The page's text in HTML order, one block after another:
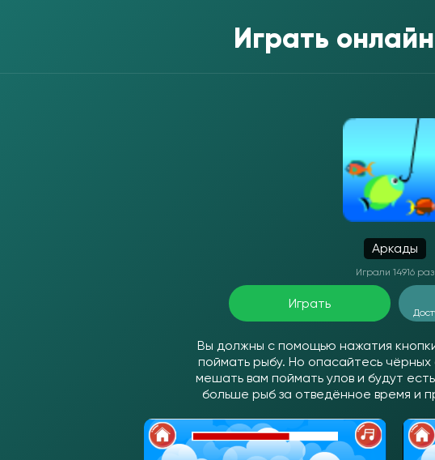
Играть
Аркады
Играли 14916 раз
Играть
Вы должны с помощью нажатия
поймать рыбу. Но опасайтесь
мешать вам поймать улов и будут
больше рыб за отведённое время и